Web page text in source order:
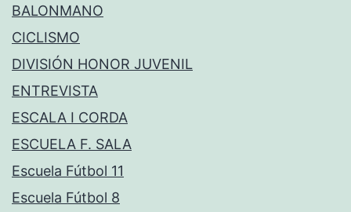
BALONMANO
CICLISMO
DIVISIÓN HONOR JUVENIL
ENTREVISTA
ESCALA I CORDA
ESCUELA F. SALA
Escuela Fútbol 11
Escuela Fútbol 8